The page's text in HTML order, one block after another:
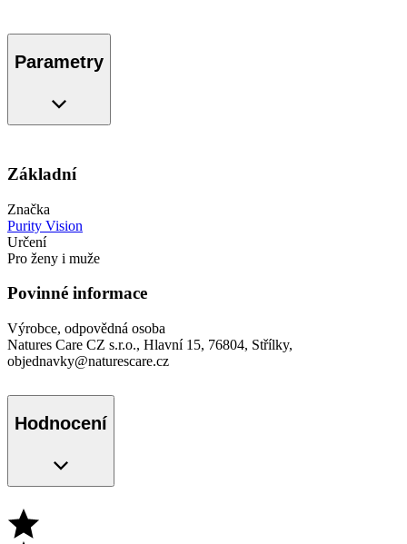
Parametry
Základní
Značka
Purity Vision
Určení
Pro ženy i muže
Povinné informace
Výrobce, odpovědná osoba
Natures Care CZ s.r.o., Hlavní 15, 76804, Střílky,
objednavky@naturescare.cz
Hodnocení